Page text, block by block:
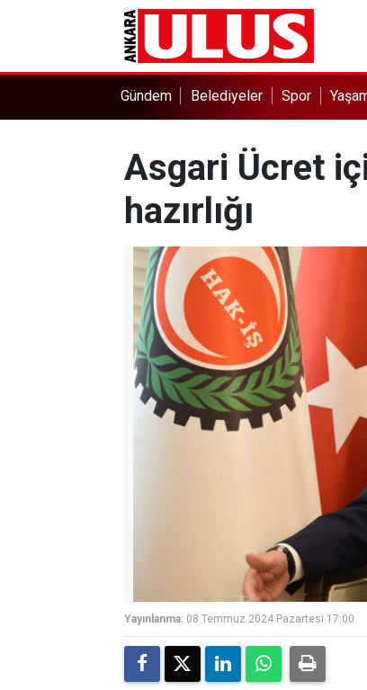
Gündem Belediyeler Spor
Asgari Ücret
hazırlığı
Yayınlanma: 08 Temmuz 2024 Pazartesi 17:00